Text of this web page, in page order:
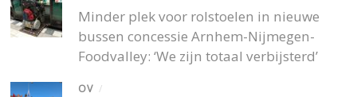
Minder plek voor rolstoelen in nieuwe
bussen concessie Arnhem-Nijmegen-
Foodvalley: ‘We zijn totaal verbijsterd’
OV /